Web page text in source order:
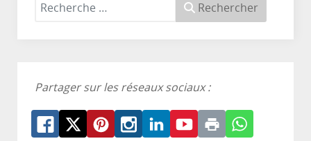
Rechercher
Partager sur les réseaux sociaux :